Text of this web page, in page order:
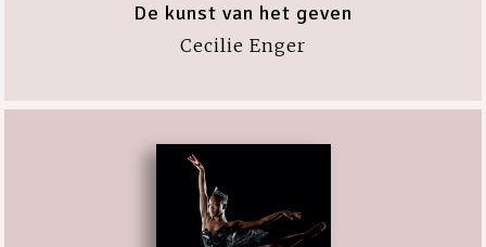
De kunst van het geven
Cecilie Enger